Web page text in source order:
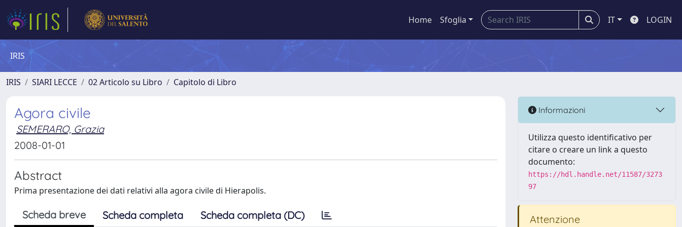
Home Sfoglia IT LOGIN
IRIS
IRIS SIARI LECCE 02 Articolo su Libro Capitolo di Libro
Agora civile
SEMERARO, Grazia
2008-01-01
Abstract
Prima presentazione dei dati relativi alla agora civile di Hierapolis.
Scheda breve Scheda completa Scheda completa (DC)
Informazioni
Utilizza questo identificativo per
citare o creare un link a questo
documento:
https://hdl.handle.net/11587/3273
97
Attenzione